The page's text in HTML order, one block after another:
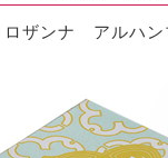
ロザンナ アルハ